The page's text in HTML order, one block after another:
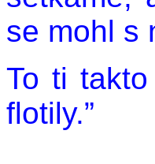
se mohl s
To ti
flotily.”